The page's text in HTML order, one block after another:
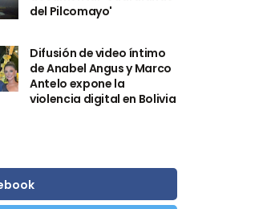
del Pilcomayo'
Difusión de video íntimo
de Anabel Angus y Marco
Antelo expone la
violencia digital en Bolivia